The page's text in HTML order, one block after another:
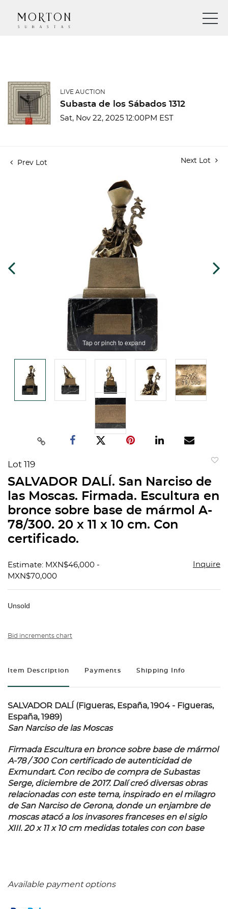
LIVE AUCTION
Subasta de los Sábados 1312
Sat, Nov 22, 2025 12:00PM EST
Prev Lot Next Lot
Tap or pinch to expand
Lot 119
SALVADOR DALÍ. San Narciso de
las Moscas. Firmada. Escultura en
bronce sobre base de mármol A-
78/300. 20 x 11 x 10 cm. Con
certificado.
Estimate: MXN$46,000 -
MXN$70,000
Inquire
Unsold
Bid increments chart
Item Description Payments Shipping Info
SALVADOR DALÍ (Figueras, España, 1904 - Figueras,
España, 1989)
San Narciso de las Moscas
Firmada Escultura en bronce sobre base de mármol
A-78 / 300 Con certificado de autenticidad de
Exmundart. Con recibo de compra de Subastas
Serge, diciembre de 2017. Dalí creó diversas obras
relacionadas con este tema, inspirado en el milagro
de San Narciso de Gerona, donde un enjambre de
moscas atacó a los invasores franceses en el siglo
XIII. 20 x 11 x 10 cm medidas totales con con base
Available payment options